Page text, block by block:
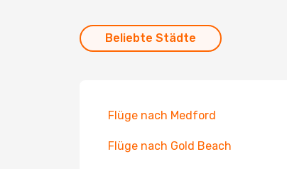
Beliebte Städte
Flüge nach Medford
Flüge nach Gold Beach